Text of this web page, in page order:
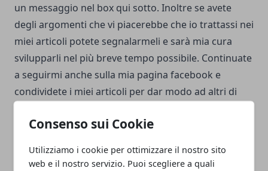
Consenso sui Cookie
Utilizziamo i cookie per ottimizzare il nostro sito
web e il nostro servizio. Puoi scegliere a quali
un messaggio nel box qui sotto. Inoltre se avete
degli argomenti che vi piacerebbe che io trattassi nei
miei articoli potete segnalarmeli e sarà mia cura
svilupparli nel più breve tempo possibile. Continuate
a seguirmi anche sulla mia pagina facebook e
condividete i miei articoli per dar modo ad altri di
interessarvi:DIFFERENZA FRA AFFITTO TURISTICO E
PIACCIONO ALLA TERZA ETA’
MINI GUIDA ALLA